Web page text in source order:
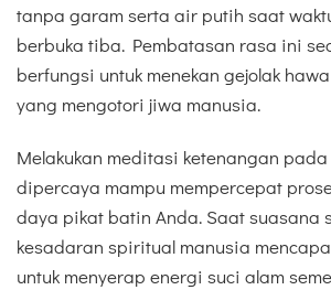
tanpa garam serta air putih saat
berbuka tiba. Pembatasan rasa ini
berfungsi untuk menekan gejolak
yang mengotori jiwa manusia.
Melakukan meditasi ketenangan
dipercaya mampu mempercepat
daya pikat batin Anda. Saat suasana
kesadaran spiritual manusia
untuk menyerap energi suci alam